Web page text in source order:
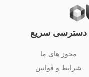
دسترسی سریع
مجوز های ما
شرایط و قوانین